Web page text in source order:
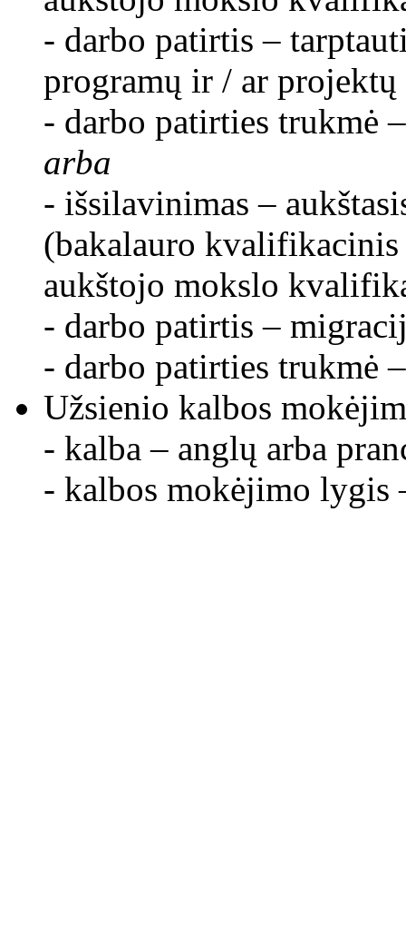
- darbo patirtis –
programų ir / ar
- darbo patirties trukmė
arba
- išsilavinimas –
(bakalauro
aukštojo mokslo
- darbo patirtis –
- darbo patirties trukmė
Užsienio kalbos
- kalba – anglų arba
- kalbos mokėjimo lygis